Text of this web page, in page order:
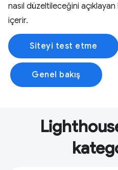
nasıl düzeltileceğini
içerir.
Siteyi test etme
Genel bakış